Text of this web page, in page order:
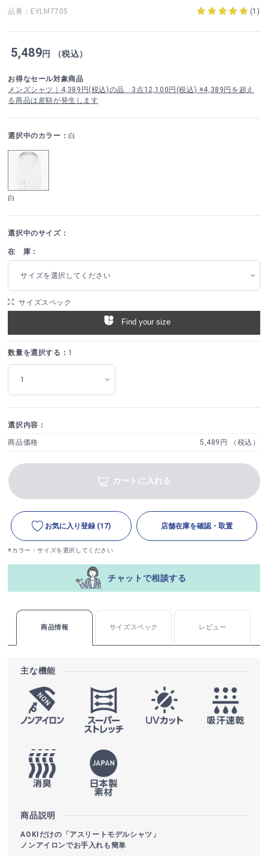
品番：EYLM7705 (1 )
5,489円 （税込）
お得なセール対象商品
メンズシャツ｜4,389円(税込)の品 3点12,100円(税込) ※4,389円を超え
る商品は差額が発生します
選択中のカラー： 白
白
選択中のサイズ：
在 庫：
サイズを選択してください
サイズスペック
Find your size
数量を選択する： 1
選択内容：
商品価格 5,489円 （税込）
カートに入れる
お気に入り登録 (17) 店舗在庫を確認・取置
※カラー・サイズを選択してください
チャットで相談する
商品情報 サイズスペック レビュー
主な機能
商品説明
AOKIだけの「アスリートモデルシャツ」
ノンアイロンでお手入れも簡単